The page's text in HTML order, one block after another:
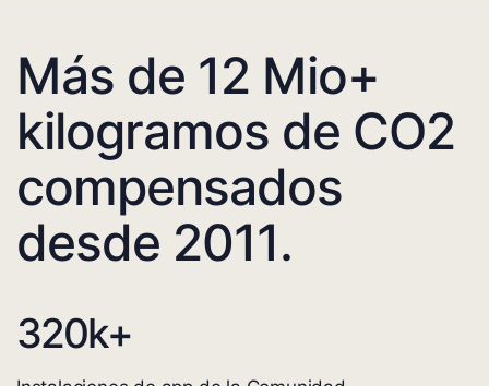
Más de 12 Mio+
kilogramos de CO2
compensados
desde 2011.
320k+